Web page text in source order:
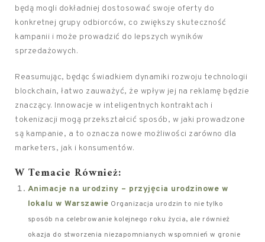
będą mogli dokładniej dostosować swoje oferty do
konkretnej grupy odbiorców, co zwiększy skuteczność
kampanii i może prowadzić do lepszych wyników
sprzedażowych.
Reasumując, będąc świadkiem dynamiki rozwoju technologii
blockchain, łatwo zauważyć, że wpływ jej na reklamę będzie
znaczący. Innowacje w inteligentnych kontraktach i
tokenizacji mogą przekształcić sposób, w jaki prowadzone
są kampanie, a to oznacza nowe możliwości zarówno dla
marketers, jak i konsumentów.
W Temacie Również:
Animacje na urodziny – przyjęcia urodzinowe w
lokalu w Warszawie Organizacja urodzin to nie tylko
sposób na celebrowanie kolejnego roku życia, ale również
okazja do stworzenia niezapomnianych wspomnień w gronie